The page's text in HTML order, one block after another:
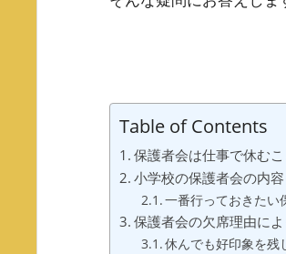
Table of Contents
保護者会は仕事で休む
小学校の保護者会の内
一番行っておきたい
保護者会の欠席理由に
休んでも好印象を残